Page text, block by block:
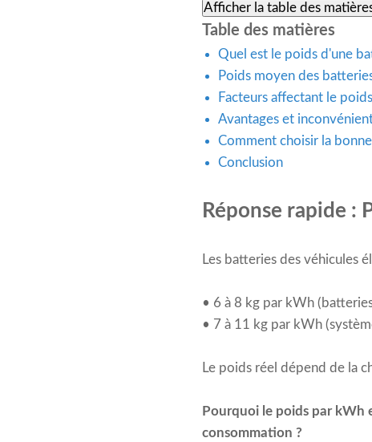
Afficher la table des
Table des matières
Quel est le poids d'une
Poids moyen des
Facteurs affectant le
Avantages et
Comment choisir la
Conclusion
Réponse rapide :
Les batteries des véhicules
• 6 à 8 kg par kWh
• 7 à 11 kg par kWh
Le poids réel dépend de la
Pourquoi le poids par kWh
consommation ?